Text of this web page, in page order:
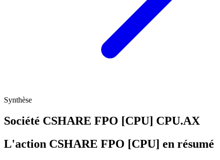
Synthèse
Société CSHARE FPO [CPU] CPU.AX
L'action CSHARE FPO [CPU] en résumé